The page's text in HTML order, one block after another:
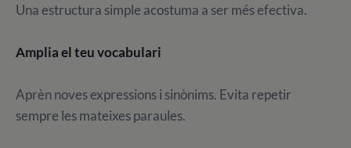
Una estructura simple acostuma a ser més efectiva.
Amplia el teu vocabulari
Aprèn noves expressions i sinònims. Evita repetir
sempre les mateixes paraules.